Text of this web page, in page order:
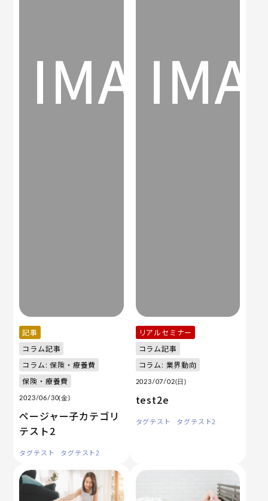
記事
コラム記事
コラム: 保険・療養費
保険・療養費
2023/06/30(金)
ページャー子カテゴリ
テスト2
タグテスト タグテスト2
リアルセミナー
コラム記事
コラム: 業界動向
2023/07/02(日)
test2e
タグテスト タグテスト2